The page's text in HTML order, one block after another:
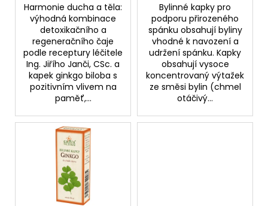
Harmonie ducha a těla:
výhodná kombinace
detoxikačního a
regeneračního čaje
podle receptury léčitele
Ing. Jiřího Janči, CSc. a
kapek ginkgo biloba s
pozitivním vlivem na
paměť,...
Bylinné kapky pro
podporu přirozeného
spánku obsahují byliny
vhodné k navození a
udržení spánku. Kapky
obsahují vysoce
koncentrovaný výtažek
ze směsi bylin (chmel
otáčivý...
JANČŮV
DETOXIKAČNÍ
REGENERAČNÍ
UNIVERZÁLNÍ
ČAJ